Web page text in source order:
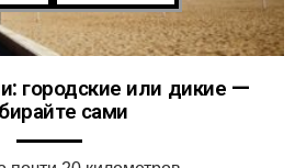
городские или дикие —
сами